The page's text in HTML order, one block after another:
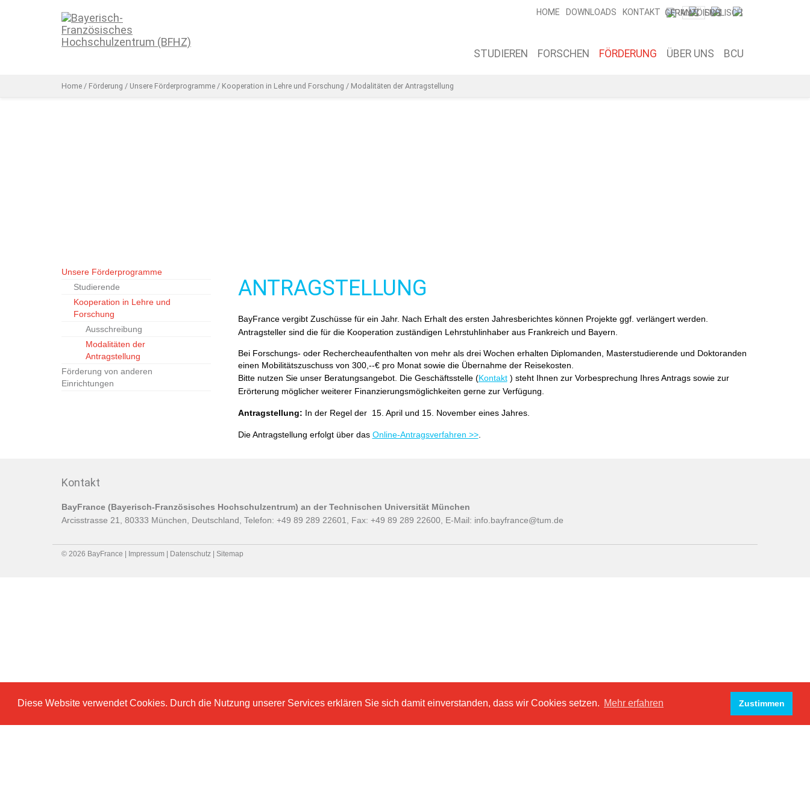
Diese Website verwendet Cookies. Durch die Nutzung unserer Services erklären Sie sich damit einverstanden, dass wir Cookies setzen. Mehr erfahren Zustimmen
HOME DOWNLOADS KONTAKT
STUDIEREN FORSCHEN FÖRDERUNG ÜBER UNS BCU
Home / Förderung / Unsere Förderprogramme / Kooperation in Lehre und Forschung / Modalitäten der Antragstellung
Unsere Förderprogramme
Studierende
Kooperation in Lehre und
Forschung
Ausschreibung
Modalitäten der
Antragstellung
Förderung von anderen
Einrichtungen
ANTRAGSTELLUNG
BayFrance vergibt Zuschüsse für ein Jahr. Nach Erhalt des ersten Jahresberichtes können Projekte ggf. verlängert werden.
Antragsteller sind die für die Kooperation zuständigen Lehrstuhlinhaber aus Frankreich und Bayern.
Bei Forschungs- oder Rechercheaufenthalten von mehr als drei Wochen erhalten Diplomanden, Masterstudierende und Doktoranden
einen Mobilitätszuschuss von 300,--€ pro Monat sowie die Übernahme der Reisekosten.
Bitte nutzen Sie unser Beratungsangebot. Die Geschäftsstelle (Kontakt) steht Ihnen zur Vorbesprechung Ihres Antrags sowie zur
Erörterung möglicher weiterer Finanzierungsmöglichkeiten gerne zur Verfügung.
Antragstellung: In der Regel der 15. April und 15. November eines Jahres.
Die Antragstellung erfolgt über das Online-Antragsverfahren >>.
Kontakt
BayFrance (Bayerisch-Französisches Hochschulzentrum) an der Technischen Universität München
Arcisstrasse 21, 80333 München, Deutschland, Telefon: +49 89 289 22601, Fax: +49 89 289 22600, E-Mail: info.bayfrance@tum.de
© 2026 BayFrance | Impressum Datenschutz Sitemap